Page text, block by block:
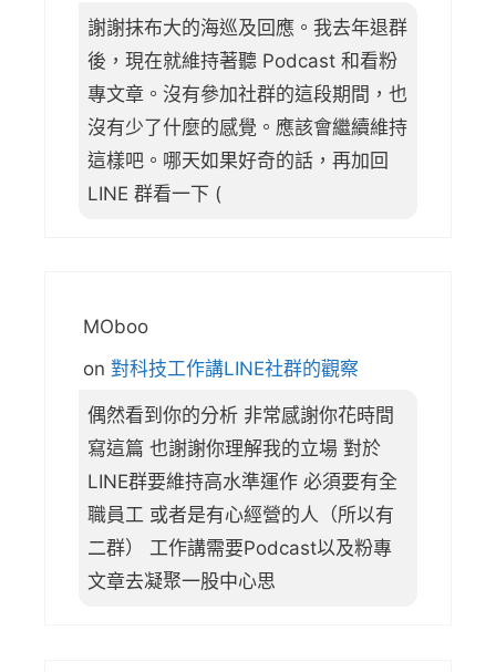
謝謝抹布大的海巡及回應。我去年退群
後，現在就維持著聽 Podcast 和看粉
專文章。沒有參加社群的這段期間，也
沒有少了什麼的感覺。應該會繼續維持
這樣吧。哪天如果好奇的話，再加回
LINE 群看一下 (
MOboo
on 對科技工作講LINE社群的觀察
偶然看到你的分析 非常感謝你花時間
寫這篇 也謝謝你理解我的立場 對於
LINE群要維持高水準運作 必須要有全
職員工 或者是有心經營的人（所以有
二群） 工作講需要Podcast以及粉專
文章去凝聚一股中心思